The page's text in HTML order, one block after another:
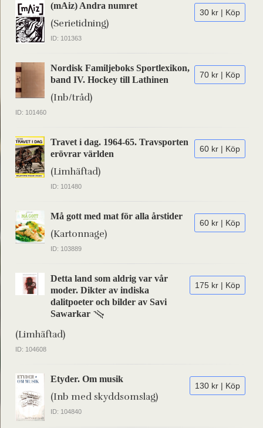
30 kr | Köp
(mAiz) Andra numret
(Serietidning)
ID: 101363
70 kr | Köp
Nordisk Familjeboks Sportlexikon,
band IV. Hockey till Lathinen
(Inb/tråd)
ID: 101460
60 kr | Köp
Travet i dag. 1964-65. Travsporten
erövrar världen
(Limhäftad)
ID: 101480
60 kr | Köp
Må gott med mat för alla årstider
(Kartonnage)
ID: 103889
175 kr | Köp
Detta land som aldrig var vår
moder. Dikter av indiska
dalitpoeter och bilder av Savi
Sawarkar
(Limhäftad)
ID: 104608
130 kr | Köp
Etyder. Om musik
(Inb med skyddsomslag)
ID: 104840